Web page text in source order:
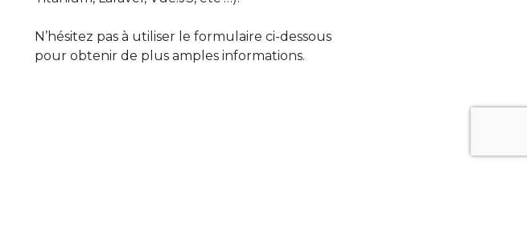
N’hésitez pas à utiliser le formulaire ci-dessous
pour obtenir de plus amples informations.